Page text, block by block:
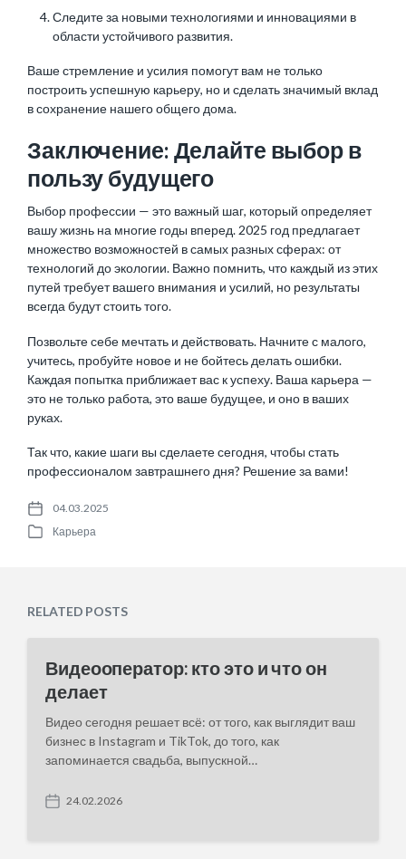
Следите за новыми технологиями и инновациями в
области устойчивого развития.
Ваше стремление и усилия помогут вам не только
построить успешную карьеру, но и сделать значимый вклад
в сохранение нашего общего дома.
Заключение: Делайте выбор в
пользу будущего
Выбор профессии — это важный шаг, который определяет
вашу жизнь на многие годы вперед. 2025 год предлагает
множество возможностей в самых разных сферах: от
технологий до экологии. Важно помнить, что каждый из этих
путей требует вашего внимания и усилий, но результаты
всегда будут стоить того.
Позвольте себе мечтать и действовать. Начните с малого,
учитесь, пробуйте новое и не бойтесь делать ошибки.
Каждая попытка приближает вас к успеху. Ваша карьера —
это не только работа, это ваше будущее, и оно в ваших
руках.
Так что, какие шаги вы сделаете сегодня, чтобы стать
профессионалом завтрашнего дня? Решение за вами!
P
t
04.03.2025
P
d
Карьера
RELATED POSTS
Видеооператор: кто это и что он
делает
Видео сегодня решает всё: от того, как выглядит ваш
бизнес в Instagram и TikTok, до того, как
запоминается свадьба, выпускной…
P
24.02.2026